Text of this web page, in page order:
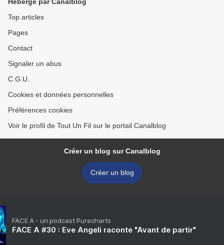
Top articles
Pages
Contact
Signaler un abus
C.G.U.
Cookies et données personnelles
Préférences cookies
Voir le profil de Tout Un Fil sur le portail Canalblog
Créer un blog sur Canalblog
Créer un blog
FACE A - un podcast Purecharts
FACE A #30 : Eve Angeli raconte "Avant de partir"